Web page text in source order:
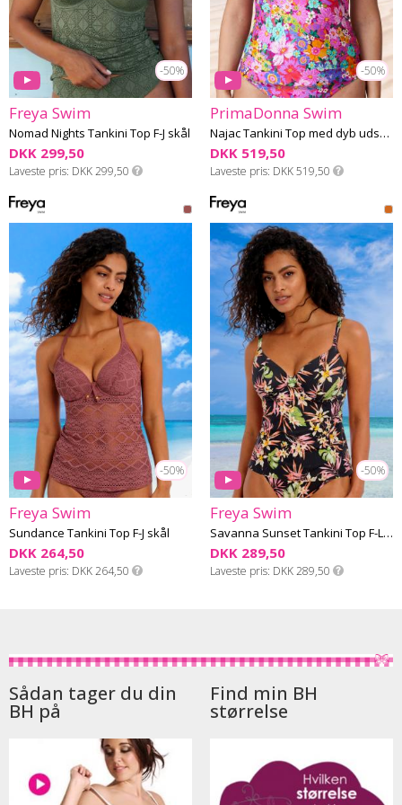
-50%
Freya Swim
Nomad Nights Tankini Top F-J skål
DKK 299,50
Laveste pris DKK 299,50
-50%
PrimaDonna Swim
Najac Tankini Top med dyb udskæring D-G skål
DKK 519,50
Laveste pris DKK 519,50
-50%
Freya Swim
Sundance Tankini Top F-J skål
DKK 264,50
Laveste pris DKK 264,50
-50%
Freya Swim
Savanna Sunset Tankini Top F-L skål
DKK 289,50
Laveste pris DKK 289,50
Sådan tager du din
BH på
Find min BH
størrelse